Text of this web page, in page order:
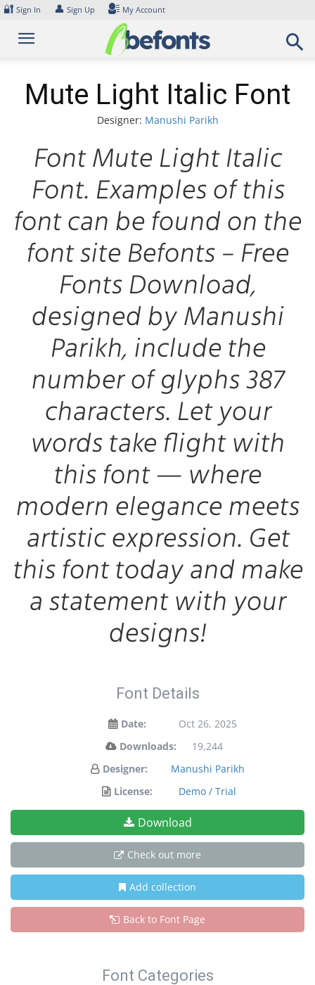
Skip
content
🔐 Sign In 👤 Sign Up My Account
Mute Light Italic Font
Designer: Manushi Parikh
Font Mute Light Italic
Font. Examples of this
font can be found on the
font site Befonts – Free
Fonts Download,
designed by Manushi
Parikh, include the
number of glyphs 387
characters. Let your
words take flight with
this font — where
modern elegance meets
artistic expression. Get
this font today and make
a statement with your
designs!
Font Details
Date:
Oct 26, 2025
Downloads:
19,244
Designer:
Manushi Parikh
License:
Demo / Trial
Download
Check out more
Add collection
Back to Font Page
Font Categories